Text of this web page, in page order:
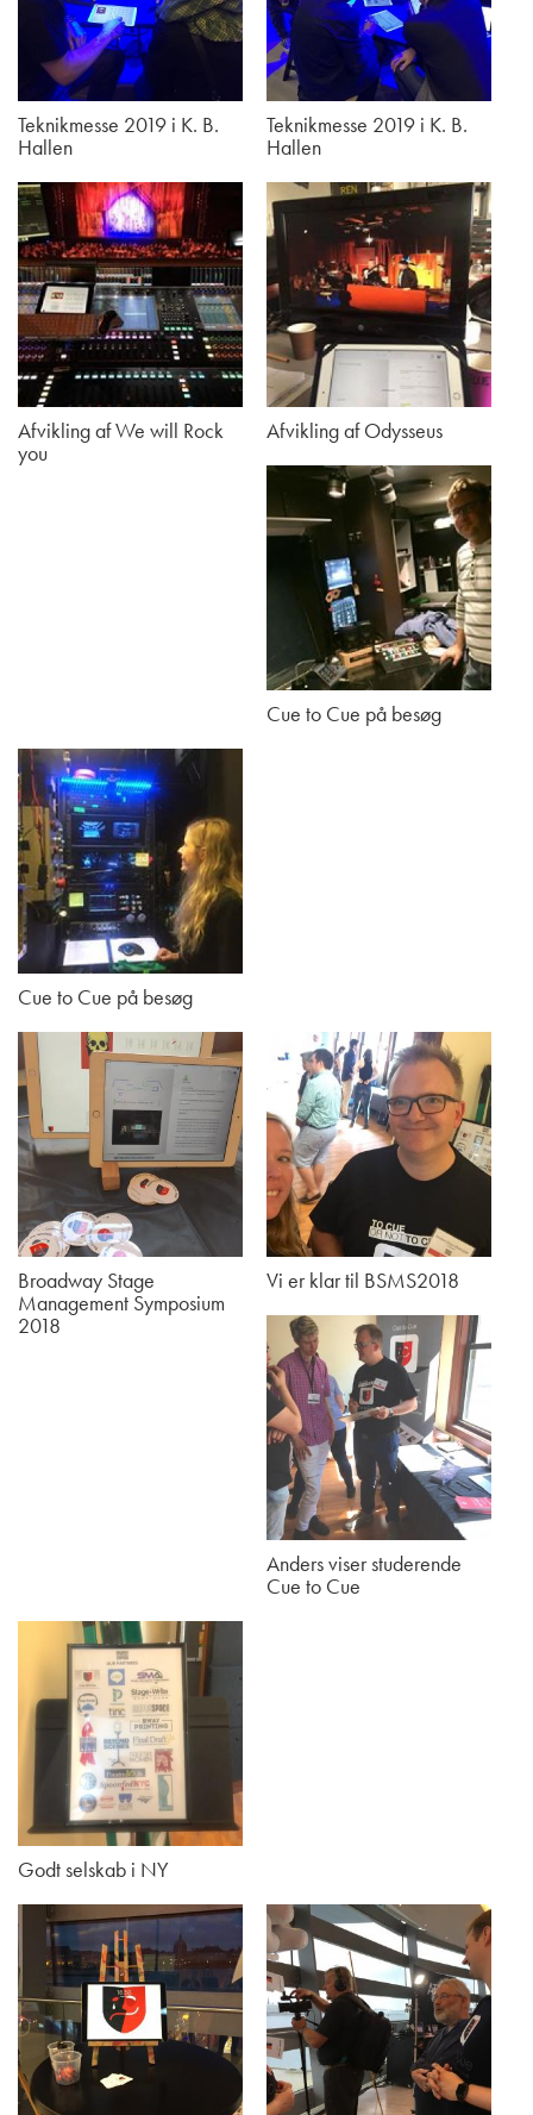
Teknikmesse 2019 i K. B.
Hallen
Teknikmesse 2019 i K. B.
Hallen
Afvikling af We will Rock
you
Afvikling af Odysseus
Cue to Cue på besøg
Cue to Cue på besøg
Broadway Stage
Management Symposium
2018
Vi er klar til BSMS2018
Anders viser studerende
Cue to Cue
Godt selskab i NY